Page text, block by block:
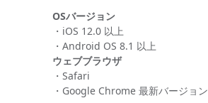
OSバージョン
・iOS 12.0 以上
・Android OS 8.1 以上
ウェブブラウザ
・Safari
・Google Chrome 最新バージョン